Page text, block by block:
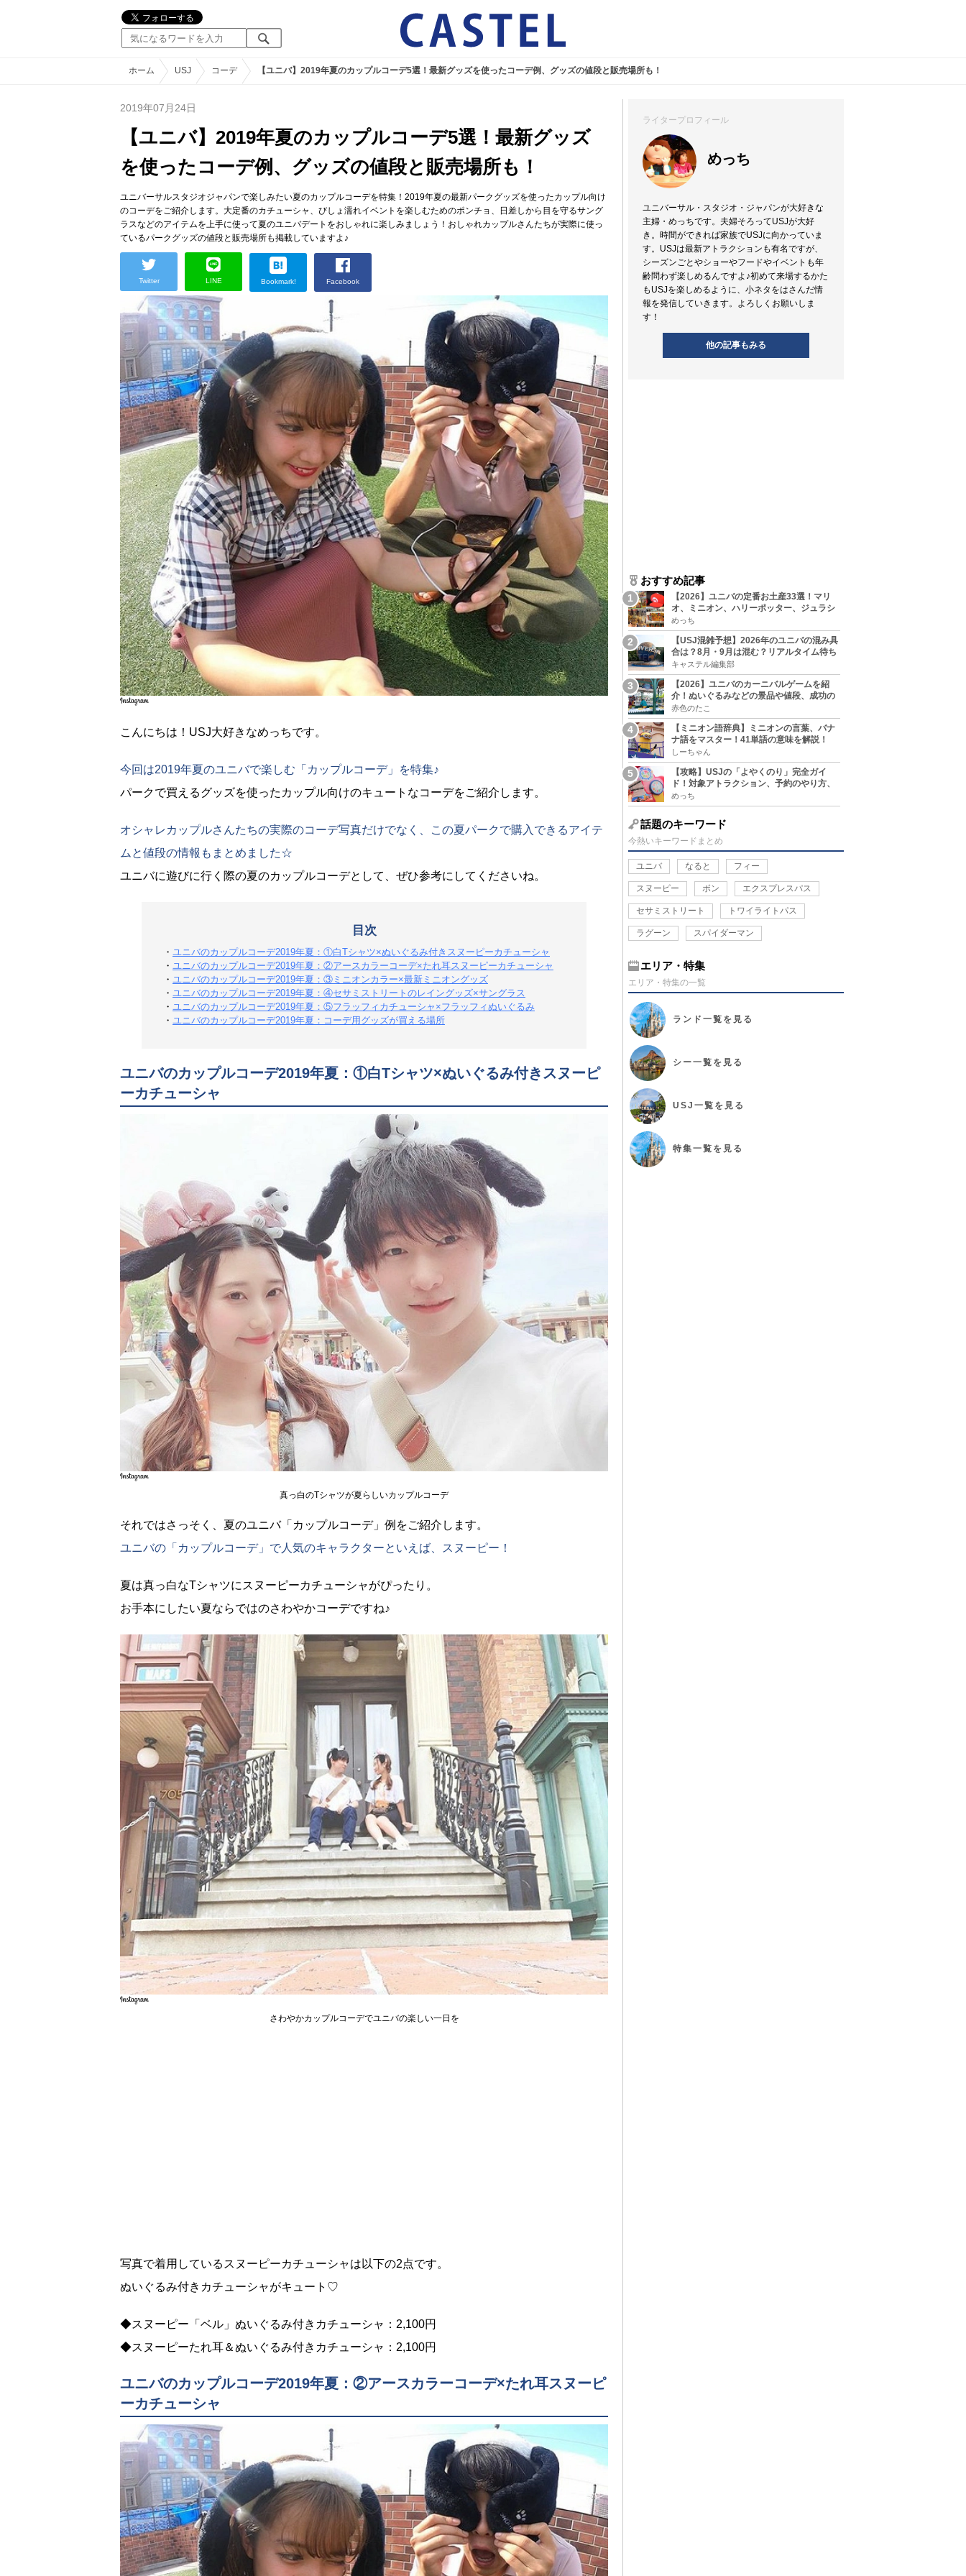
ホーム USJ コーデ 【ユニバ】2019年夏のカップルコーデ5選！最新グッズを使ったコーデ例、グッズの値段と販売場所も！
2019年07月24日
【ユニバ】2019年夏のカップルコーデ5選！最新グッズ
を使ったコーデ例、グッズの値段と販売場所も！
ユニバーサルスタジオジャパンで楽しみたい夏のカップルコーデを特集！2019年夏の最新パークグッズを使ったカップル向け
のコーデをご紹介します。大定番のカチューシャ、びしょ濡れイベントを楽しむためのポンチョ、日差しから目を守るサング
ラスなどのアイテムを上手に使って夏のユニバデートをおしゃれに楽しみましょう！おしゃれカップルさんたちが実際に使っ
ているパークグッズの値段と販売場所も掲載していますよ♪
Twitter LINE Bookmark! Facebook
こんにちは！USJ大好きなめっちです。
今回は2019年夏のユニバで楽しむ「カップルコーデ」を特集♪
パークで買えるグッズを使ったカップル向けのキュートなコーデをご紹介します。
オシャレカップルさんたちの実際のコーデ写真だけでなく、この夏パークで購入できるアイテ
ムと値段の情報もまとめました☆
ユニバに遊びに行く際の夏のカップルコーデとして、ぜひ参考にしてくださいね。
目次
・ ユニバのカップルコーデ2019年夏：①白Tシャツ×ぬいぐるみ付きスヌーピーカチューシャ
・ ユニバのカップルコーデ2019年夏：②アースカラーコーデ×たれ耳スヌーピーカチューシャ
・ ユニバのカップルコーデ2019年夏：③ミニオンカラー×最新ミニオングッズ
・ ユニバのカップルコーデ2019年夏：④セサミストリートのレイングッズ×サングラス
・ ユニバのカップルコーデ2019年夏：⑤フラッフィカチューシャ×フラッフィぬいぐるみ
・ ユニバのカップルコーデ2019年夏：コーデ用グッズが買える場所
ユニバのカップルコーデ2019年夏：①白Tシャツ×ぬいぐるみ付きスヌーピ
ーカチューシャ
真っ白のTシャツが夏らしいカップルコーデ
それではさっそく、夏のユニバ「カップルコーデ」例をご紹介します。
ユニバの「カップルコーデ」で人気のキャラクターといえば、スヌーピー！
夏は真っ白なTシャツにスヌーピーカチューシャがぴったり。
お手本にしたい夏ならではのさわやかコーデですね♪
さわやかカップルコーデでユニバの楽しい一日を
写真で着用しているスヌーピーカチューシャは以下の2点です。
ぬいぐるみ付きカチューシャがキュート♡
◆スヌーピー「ベル」ぬいぐるみ付きカチューシャ：2,100円
◆スヌーピーたれ耳＆ぬいぐるみ付きカチューシャ：2,100円
ユニバのカップルコーデ2019年夏：②アースカラーコーデ×たれ耳スヌーピ
ーカチューシャ
ライタープロフィール
めっち
ユニバーサル・スタジオ・ジャパンが大好きな
主婦・めっちです。夫婦そろってUSJが大好
き。時間ができれば家族でUSJに向かっていま
す。USJは最新アトラクションも有名ですが、
シーズンごとやショーやフードやイベントも年
齢問わず楽しめるんですよ♪初めて来場するかた
もUSJを楽しめるように、小ネタをはさんだ情
報を発信していきます。よろしくお願いしま
す！
他の記事もみる
おすすめ記事
【2026】ユニバの定番お土産33選！マリ
オ、ミニオン、ハリーポッター、ジュラシ
ックパーク、セサミ、SINGなどのグッズ情
報
めっち
【USJ混雑予想】2026年のユニバの混み具
合は？8月・9月は混む？リアルタイム待ち
時間アプリも
キャステル編集部
【2026】ユニバのカーニバルゲームを紹
介！ぬいぐるみなどの景品や値段、成功の
コツ、実施場所まとめ
赤色のたこ
【ミニオン語辞典】ミニオンの言葉、バナ
ナ語をマスター！41単語の意味を解説！
しーちゃん
【攻略】USJの「よやくのり」完全ガイ
ド！対象アトラクション、予約のやり方、
整理券との違い、注意点を紹介
めっち
話題のキーワード
今熱いキーワードまとめ
ユニバ なると フィー
スヌーピー ボン エクスプレスパス
セサミストリート トワイライトパス
ラグーン スパイダーマン
エリア・特集
エリア・特集の一覧
ランド 一覧を見る
シー一覧を見る
USJ 一覧を見る
特集一覧を見る